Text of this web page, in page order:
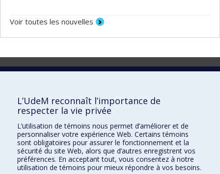
Voir toutes les nouvelles
Laboratoire d'innovation
Vice-rectorat aux affaires étudiantes et aux études
Inven_T
Consortium Santé Numérique
Place aux Premiers Peuples
L’UdeM reconnaît l’importance de
respecter la vie privée
L’utilisation de témoins nous permet d’améliorer et de
personnaliser votre expérience Web. Certains témoins
sont obligatoires pour assurer le fonctionnement et la
sécurité du site Web, alors que d’autres enregistrent vos
préférences. En acceptant tout, vous consentez à notre
utilisation de témoins pour mieux répondre à vos besoins.